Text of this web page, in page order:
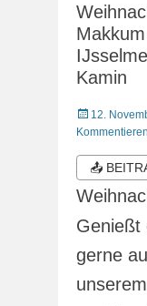
Kamin
Veröffentlicht
am
12.
Kommentieren
📤
Genießt
gerne